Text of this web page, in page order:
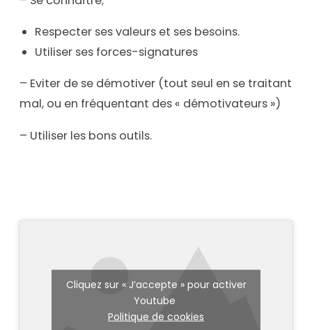
Respecter ses valeurs et ses besoins.
Utiliser ses forces-signatures
– Eviter de se démotiver (tout seul en se traitant
mal, ou en fréquentant des « démotivateurs »)
– Utiliser les bons outils.
Cliquez sur « J’accepte » pour activer
Youtube
Politique de cookies